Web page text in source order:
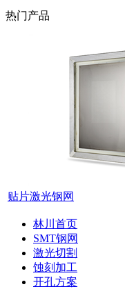
热门产品
贴片激光钢网
林川首页
SMT钢网
激光切割
蚀刻加工
开孔方案